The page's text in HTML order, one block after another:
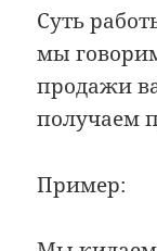
Суть
мы
продажи
получаем
Пример: